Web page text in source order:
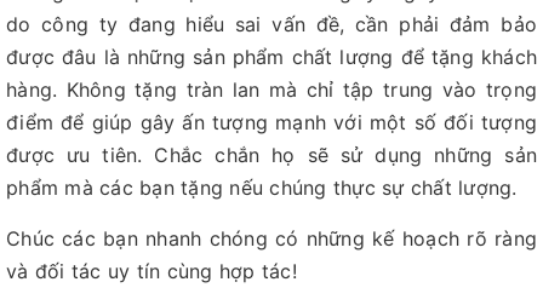
do công ty đang hiểu sai vấn đề, cần phải đảm bảo
được đâu là những sản phẩm chất lượng để tặng khách
hàng. Không tặng tràn lan mà chỉ tập trung vào trọng
điểm để giúp gây ấn tượng mạnh với một số đối tượng
được ưu tiên. Chắc chắn họ sẽ sử dụng những sản
phẩm mà các bạn tặng nếu chúng thực sự chất lượng.
Chúc các bạn nhanh chóng có những kế hoạch rõ ràng
và đối tác uy tín cùng hợp tác!